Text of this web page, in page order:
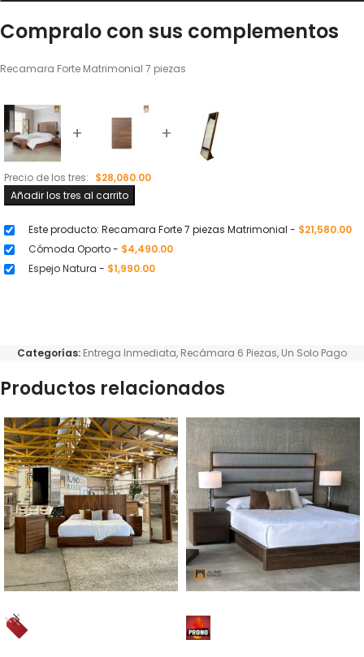
Compralo con sus complementos
Recamara Forte Matrimonial 7 piezas
+ +
Precio de los tres: $28,060.00
Añadir los tres al carrito
Este producto: Recamara Forte 7 piezas Matrimonial - $21,580.00
Cómoda Oporto- $4,490.00
Espejo Natura - $1,990.00
Categorías: Entrega Inmediata, Recámara 6 Piezas, Un Solo Pago
Productos relacionados